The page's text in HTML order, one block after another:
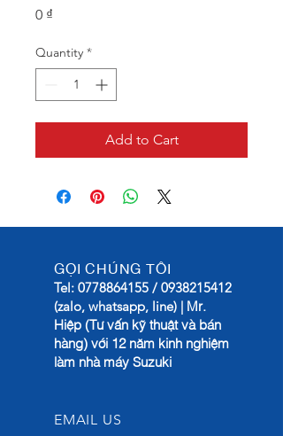
0 ₫
Quantity *
Add to Cart
GỌI CHÚNG TÔI
Tel: 0778864155 / 0938215412
(zalo, whatsapp, line) | Mr.
Hiệp (Tư vấn kỹ thuật và bán
hàng) với 12 năm kinh nghiệm
làm nhà máy Suzuki
EMAIL US